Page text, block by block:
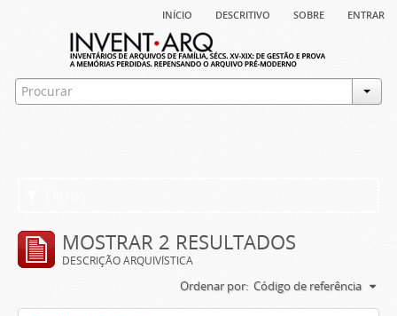
início descritivo sobre entrar
MOSTRAR 2 RESULTADOS
DESCRIÇÃO ARQUIVÍSTICA
Ordenar por: Código de referência